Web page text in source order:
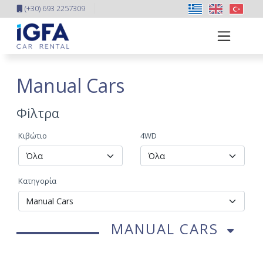
(+30) 693 2257309
Manual Cars
Φiλτρα
Κιβώτιο 4WD
Κατηγορία
MANUAL CARS